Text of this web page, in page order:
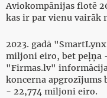
Aviokompānijas flotē
kas ir par vienu vairāk
2023. gadā
miljoni eiro, bet peļņa
"Firmas.lv"
koncerna apgrozījums
- 22,774 miljoni eiro.